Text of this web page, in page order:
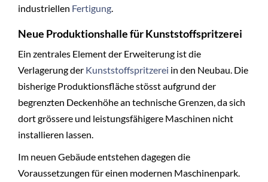
industriellen Fertigung.
Neue Produktionshalle für Kunststoffspritzerei
Ein zentrales Element der Erweiterung ist die
Verlagerung der Kunststoffspritzerei in den Neubau. Die
bisherige Produktionsfläche stösst aufgrund der
begrenzten Deckenhöhe an technische Grenzen, da sich
dort grössere und leistungsfähigere Maschinen nicht
installieren lassen.
Im neuen Gebäude entstehen dagegen die
Voraussetzungen für einen modernen Maschinenpark.